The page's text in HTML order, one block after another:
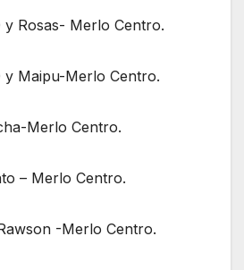
y Rosas- Merlo Centro.
y Maipu-Merlo Centro.
Merlo Centro.
– Merlo Centro.
-Merlo Centro.